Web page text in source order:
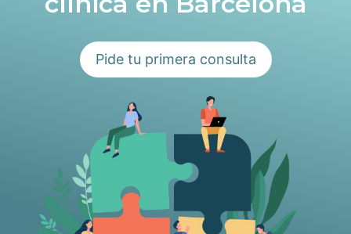
Pide tu primera consulta